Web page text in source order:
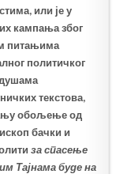
или је у
кампања због
питањима
политичког
душама
текстова,
обољење од
бачки и
за спасење
Тајнама буде на